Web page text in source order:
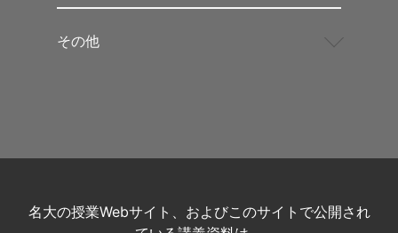
その他
名大の授業Webサイト、およびこのサイトで公開され